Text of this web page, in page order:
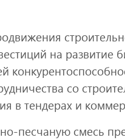
на развитие
со
в тендерах и
песчаную смесь